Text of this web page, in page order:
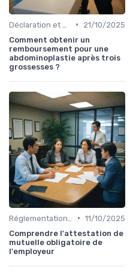
•
21/10/2025
Comment obtenir un
remboursement pour une
abdominoplastie après trois
grossesses ?
• 11/10/2025
Comprendre l'attestation de
mutuelle obligatoire de
l'employeur